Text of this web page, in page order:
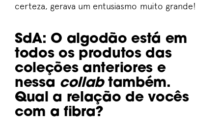
certeza, gerava um entusiasmo muito grande!
SdA: O algodão está em
todos os produtos das
coleções anteriores e
nessa collabtambém.
Qual a relação de vocês
com a fibra?